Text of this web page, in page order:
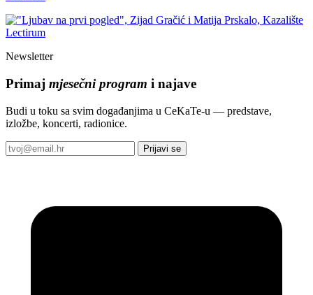
Newsletter
Primaj mjesečni program i najave
Budi u toku sa svim događanjima u CeKaTe-u — predstave,
izložbe, koncerti, radionice.
Prijavi se